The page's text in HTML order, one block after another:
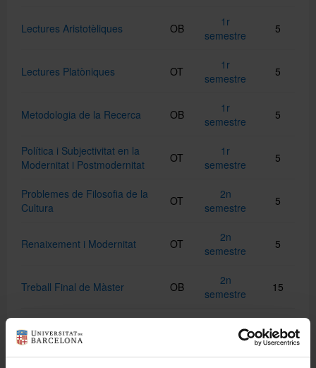
Lectures Aristotèliques OB
1r
semestre
5
Lectures Platòniques OT
1r
semestre
5
Metodologia de la Recerca OB
1r
semestre
5
Política i Subjectivitat en la
Modernitat i Postmodernitat
OT
1r
semestre
5
Problemes de Filosofia de la
Cultura
OT
2n
semestre
5
Renaixement i Modernitat OT
2n
semestre
5
Treball Final de Màster OB
2n
semestre
15
Especialitat: Pensament Modern
Al costat del Nihilisme OT 5